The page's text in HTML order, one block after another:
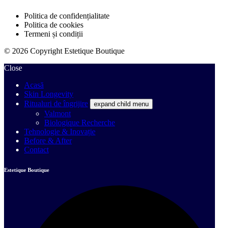
Politica de confidențialitate
Politica de cookies
Termeni și condiții
© 2026 Copyright Estetique Boutique
Close
Acasă
Skin Longevity
Ritualuri de îngrijire
expand child menu
Valmont
Biologique Recherche
Tehnologie & Inovație
Before & After
Contact
Estetique Boutique